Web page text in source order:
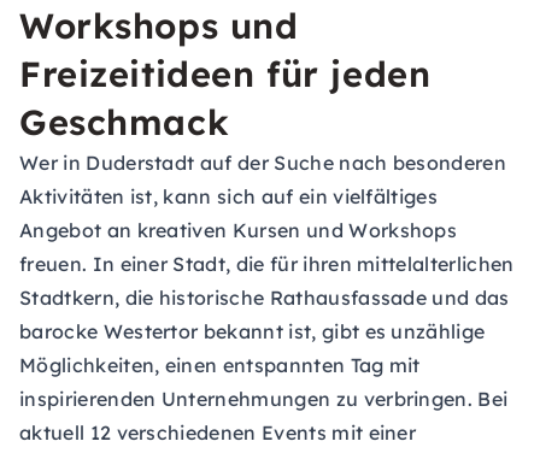
Workshops und
Freizeitideen für jeden
Geschmack
Wer in Duderstadt auf der Suche nach besonderen
Aktivitäten ist, kann sich auf ein vielfältiges
Angebot an kreativen Kursen und Workshops
freuen. In einer Stadt, die für ihren mittelalterlichen
Stadtkern, die historische Rathausfassade und das
barocke Westertor bekannt ist, gibt es unzählige
Möglichkeiten, einen entspannten Tag mit
inspirierenden Unternehmungen zu verbringen. Bei
aktuell 12 verschiedenen Events mit einer